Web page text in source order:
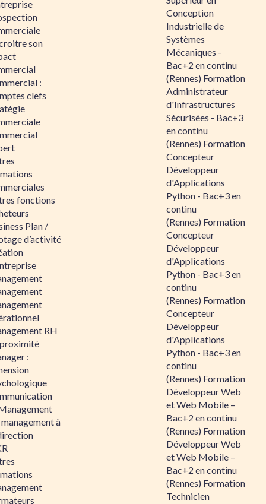
son
:
clefs
fonctions
Plan /
d’activité
RH
:
à
Conception
Industrielle de
Systèmes
Mécaniques -
Bac+2 en continu
(Rennes) Formation
Administrateur
d'Infrastructures
Sécurisées - Bac+3
en continu
(Rennes) Formation
Concepteur
Développeur
d'Applications
Python - Bac+3 en
continu
(Rennes) Formation
Concepteur
Développeur
d'Applications
Python - Bac+3 en
continu
(Rennes) Formation
Concepteur
Développeur
d'Applications
Python - Bac+3 en
continu
(Rennes) Formation
Développeur Web
et Web Mobile –
Bac+2 en continu
(Rennes) Formation
Développeur Web
et Web Mobile –
Bac+2 en continu
(Rennes) Formation
Technicien